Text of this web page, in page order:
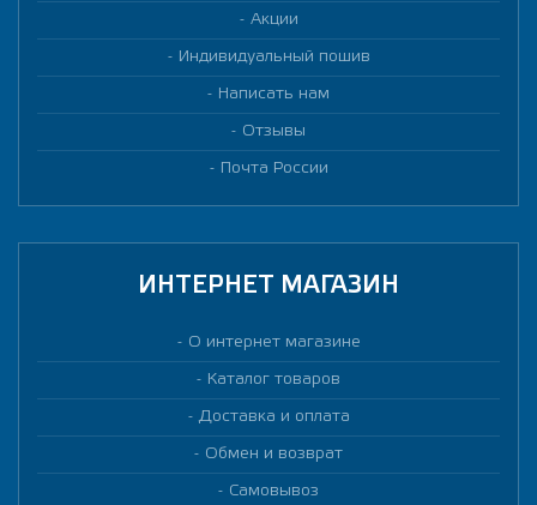
Акции
Индивидуальный пошив
Написать нам
Отзывы
Почта России
ИНТЕРНЕТ МАГАЗИН
О интернет магазине
Каталог товаров
Доставка и оплата
Обмен и возврат
Самовывоз